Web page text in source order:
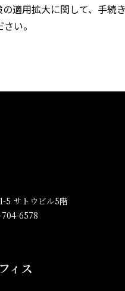
適用拡大に関して、手
い。
5 サトウビル5階
6578
ィス